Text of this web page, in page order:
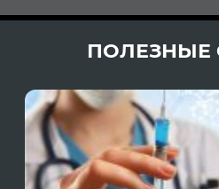
ПОЛЕЗНЫЕ